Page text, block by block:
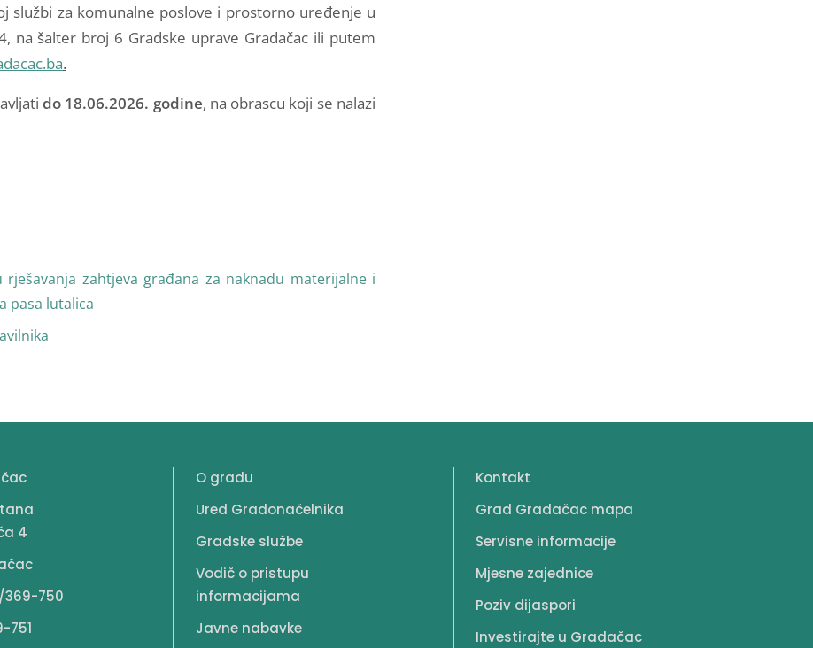
službi za komunalne poslove i prostorno uređenje u
na šalter broj 6 Gradske uprave Gradačac ili putem
.
do 18.06.2026. godine, na obrascu koji se nalazi
zahtjeva građana za naknadu materijalne i
pasa lutalica
4
369-750
751
O gradu
Ured Gradonačelnika
Gradske službe
Vodič o pristupu
informacijama
Javne nabavke
Kontakt
Grad Gradačac mapa
Servisne informacije
Mjesne zajednice
Poziv dijaspori
Investirajte u Gradačac